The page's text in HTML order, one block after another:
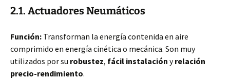
2.1. Actuadores Neumáticos
Función: Transforman la energía contenida en aire
comprimido en energía cinética o mecánica. Son muy
utilizados por su robustez, fácil instalación yrelación
precio-rendimiento.